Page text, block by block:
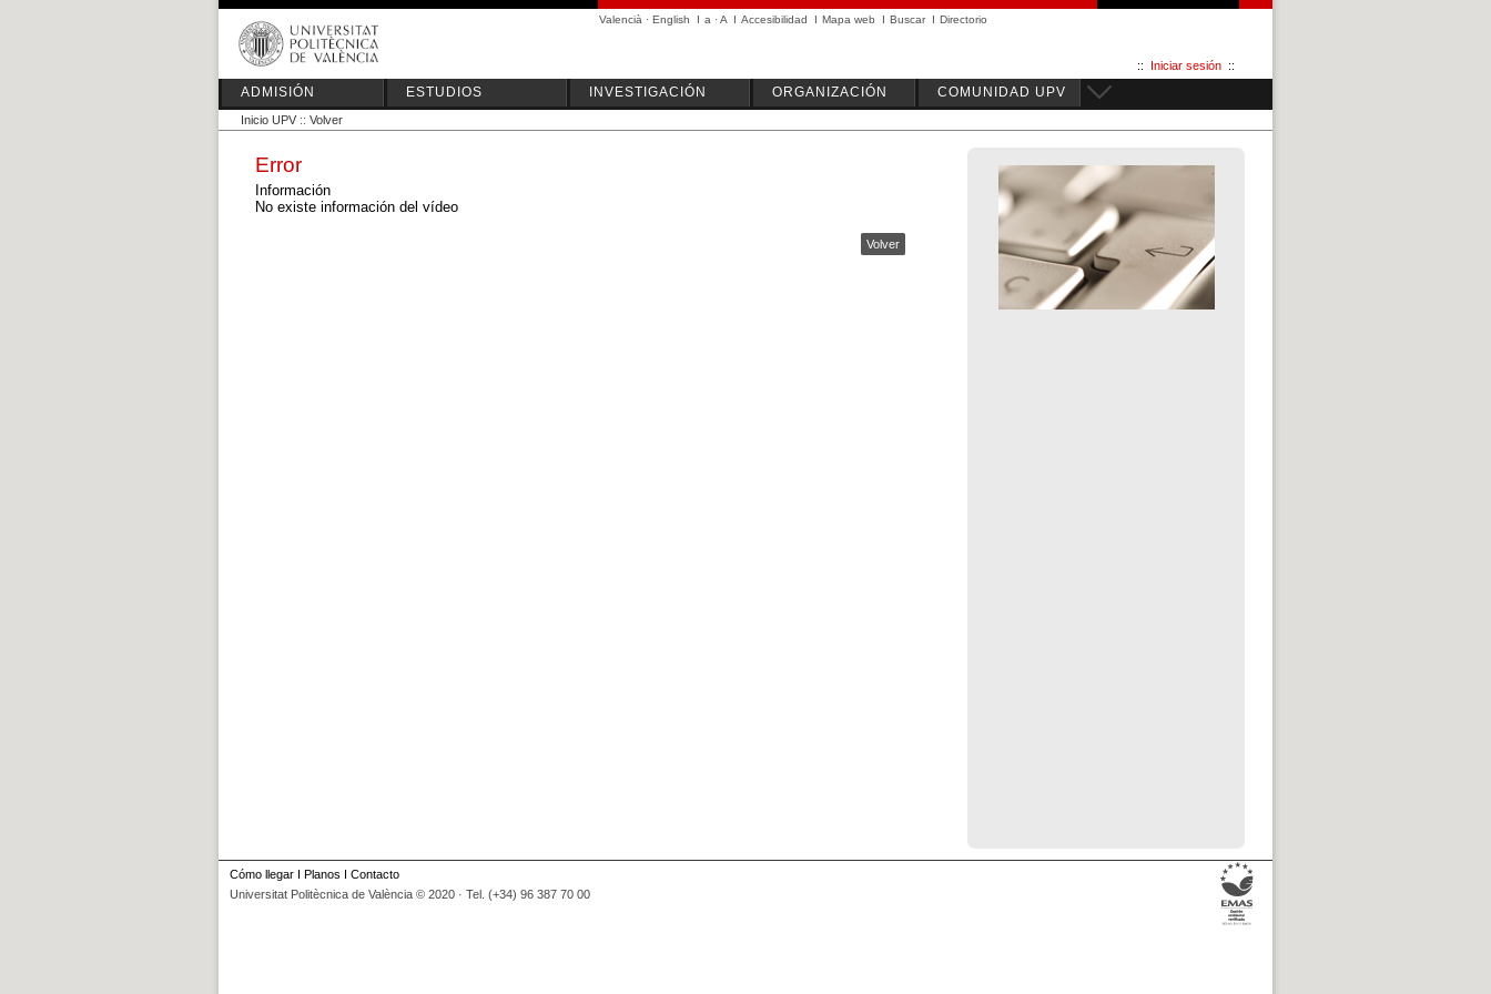
Valencià · English I a ·A I Accesibilidad I Mapa web I Buscar I Directorio
:: Iniciar sesión ::
ADMISIÓN ESTUDIOS INVESTIGACIÓN ORGANIZACIÓN COMUNIDAD UPV
Inicio UPV :: Volver
Error
Información
No existe información del vídeo
Volver
Cómo llegar I Planos I Contacto
Universitat Politècnica de València © 2020 · Tel. (+34) 96 387 70 00